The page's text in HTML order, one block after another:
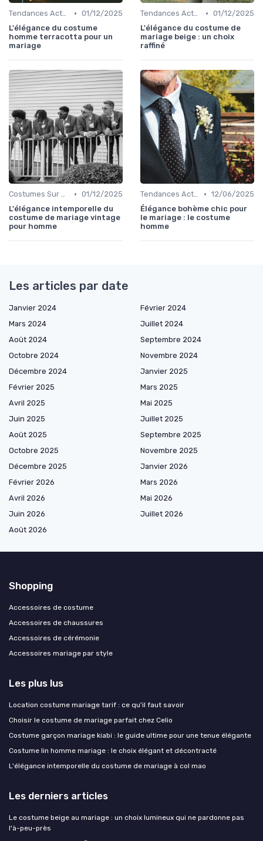
Tendances Actuelles • 01/12/2025
L'élégance du costume
homme terracotta pour un
mariage
Tendances Actuelles • 01/12/2025
L'élégance du costume de
mariage beige : un choix
raffiné
Costumes Sur Mesure • 01/12/2025
L'élégance intemporelle du
costume de mariage vintage
pour homme
Tendances Actuelles • 12/06/2025
Élégance bohème chic pour
le mariage : le costume
homme
Les articles par date
Janvier 2024
Février 2024
Mars 2024
Juillet 2024
Août 2024
Septembre 2024
Octobre 2024
Novembre 2024
Décembre 2024
Janvier 2025
Février 2025
Mars 2025
Avril 2025
Mai 2025
Juin 2025
Juillet 2025
Août 2025
Septembre 2025
Octobre 2025
Novembre 2025
Décembre 2025
Janvier 2026
Février 2026
Mars 2026
Avril 2026
Mai 2026
Juin 2026
Juillet 2026
Août 2026
Shopping
Accessoires de costume
Accessoires de chaussures
Accessoires de cérémonie
Accessoires mariage par style
Les plus lus
Location costume mariage tarif : ce qu'il faut savoir
Choisir le costume de mariage parfait chez Celio
Costume garçon mariage kiabi : le guide ultime pour une tenue élégante
Costume lin homme mariage : le choix élégant et décontracté
L'élégance intemporelle du costume de mariage à col mao
Les derniers articles
Le costume beige au mariage : un choix lumineux qui ne pardonne pas
l'à-peu-près